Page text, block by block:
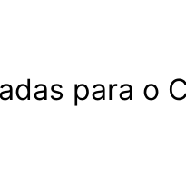
para o